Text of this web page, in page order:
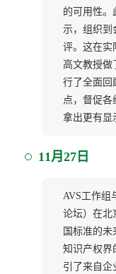
的可用性。
示，组织到
评。这在实
高文教授做
行了全面回
点，督促各
拿出更有显
11月27日
AVS工作组
论坛）在北
国标准的未
知识产权界
引了来自企